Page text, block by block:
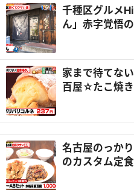
純金（ゴール
千種区グルメ
ん」赤字覚悟
華食堂はまゆ
のステーキ風
純金（ゴール
家まで待てな
百屋☆たこ焼き
焼き芋＆岐阜
ザクザク食感
名古屋のっか
のカスタム定
継ぐ味噌ダレ